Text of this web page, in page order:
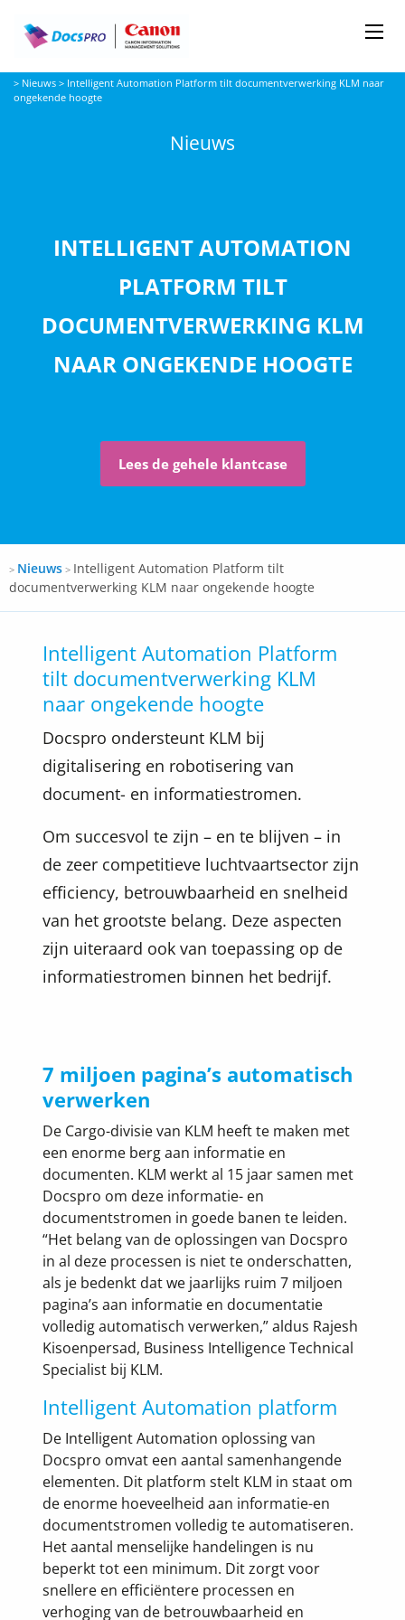
Docspro
> Nieuws> Intelligent Automation Platform tilt documentverwerking KLM naar
ongekende hoogte
Nieuws
INTELLIGENT AUTOMATION
PLATFORM TILT
DOCUMENTVERWERKING KLM
NAAR ONGEKENDE HOOGTE
Lees de gehele klantcase
Docspro
> Nieuws > Intelligent Automation Platform tilt
documentverwerking KLM naar ongekende hoogte
Intelligent Automation Platform
tilt documentverwerking KLM
naar ongekende hoogte
Docspro ondersteunt KLM bij
digitalisering en robotisering van
document- en informatiestromen.
Om succesvol te zijn – en te blijven – in
de zeer competitieve luchtvaartsector zijn
efficiency, betrouwbaarheid en snelheid
van het grootste belang. Deze aspecten
zijn uiteraard ook van toepassing op de
informatiestromen binnen het bedrijf.
7 miljoen pagina’s automatisch
verwerken
De Cargo-divisie van KLM heeft te maken met
een enorme berg aan informatie en
documenten. KLM werkt al 15 jaar samen met
Docspro om deze informatie- en
documentstromen in goede banen te leiden.
“Het belang van de oplossingen van Docspro
in al deze processen is niet te onderschatten,
als je bedenkt dat we jaarlijks ruim 7 miljoen
pagina’s aan informatie en documentatie
volledig automatisch verwerken,” aldus Rajesh
Kisoenpersad, Business Intelligence Technical
Specialist bij KLM.
Intelligent Automation platform
De Intelligent Automation oplossing van
Docspro omvat een aantal samenhangende
elementen. Dit platform stelt KLM in staat om
de enorme hoeveelheid aan informatie-en
documentstromen volledig te automatiseren.
Het aantal menselijke handelingen is nu
beperkt tot een minimum. Dit zorgt voor
snellere en efficiëntere processen en
verhoging van de betrouwbaarheid en